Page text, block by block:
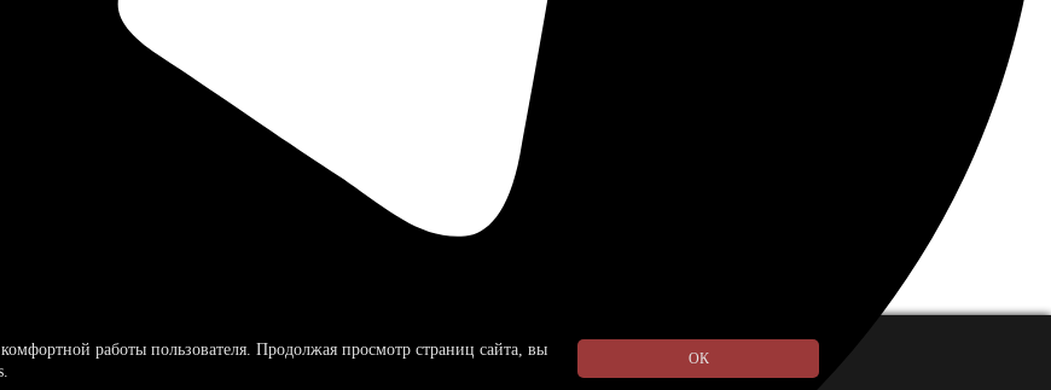
работы пользователя. Продолжая просмотр страниц сайта, вы